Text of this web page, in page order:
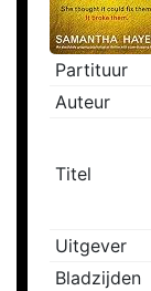
Partituur
Auteur
Titel
Uitgever
Bladzijden